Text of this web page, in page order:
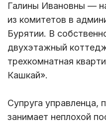
Галины Ивановны —
из комитетов в
Бурятии. В
двухэтажный
трехкомнатная
Кашкай».
Супруга управленца,
занимает неплохой